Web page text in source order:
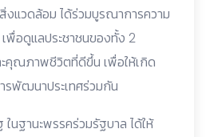
งแวดล้อม ได้ร่วมบูรณาการความ
พื่อดูแลประชาชนของทั้ง 2
ะคุณภาพชีวิตที่ดีขึ้น เพื่อให้เกิด
รพัฒนาประเทศร่วมกัน
นฐานะพรรคร่วมรัฐบาล ได้ให้